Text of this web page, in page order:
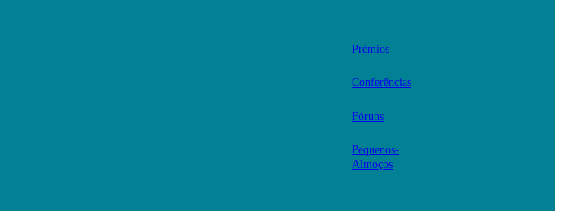
Prémios
Conferências
Fóruns
Pequenos-
Almoços